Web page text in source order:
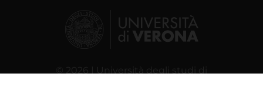
© 2026 | Università degli studi di